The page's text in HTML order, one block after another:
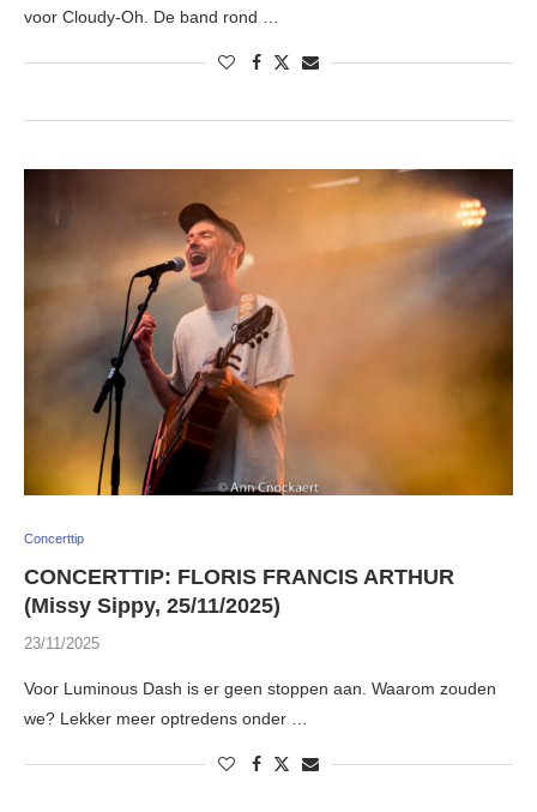
voor Cloudy-Oh. De band rond …
Concerttip
CONCERTTIP: FLORIS FRANCIS ARTHUR
(Missy Sippy, 25/11/2025)
23/11/2025
Voor Luminous Dash is er geen stoppen aan. Waarom zouden
we? Lekker meer optredens onder …